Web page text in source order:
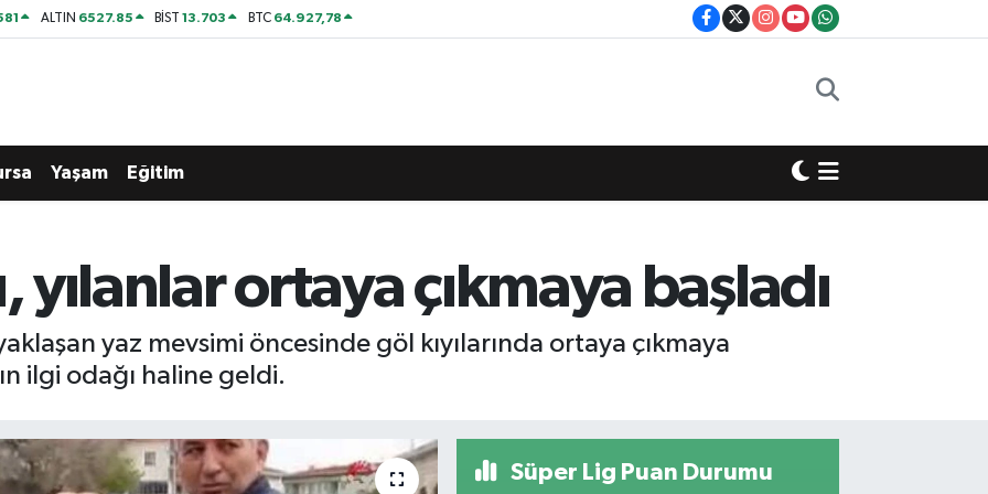
ALTIN 6527.85 BİST13.703 BTC 64.927,78
Yaşam Eğitim
yılanlar ortaya çıkmaya başladı
yaz mevsimi öncesinde göl kıyılarında ortaya çıkmaya
ilgi odağı haline geldi.
Süper Lig Puan Durumu